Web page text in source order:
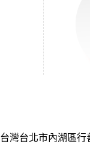
台灣台北市內湖區行